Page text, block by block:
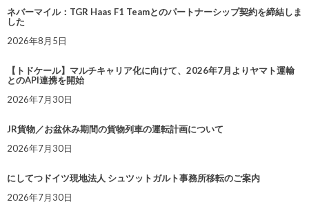
ネバーマイル：TGR Haas F1 Teamとのパートナーシップ契約を締結しま
した
2026年8月5日
【トドケール】マルチキャリア化に向けて、2026年7月よりヤマト運輸
とのAPI連携を開始
2026年7月30日
JR貨物／お盆休み期間の貨物列車の運転計画について
2026年7月30日
にしてつドイツ現地法人 シュツットガルト事務所移転のご案内
2026年7月30日